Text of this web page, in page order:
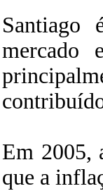
Santiago
mercado
Em 2005,
que a